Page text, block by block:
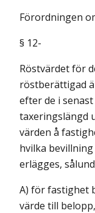
Förordningen
§ 12-
Röstvärdet för
röstberättigad
efter de i
taxeringslängd
värden å
hvilka
erlägges,
A) för fastighet
värde till belopp,